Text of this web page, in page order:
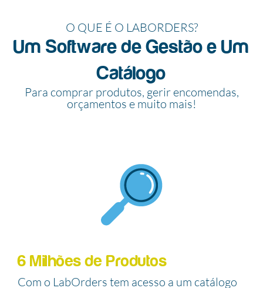
O QUE É O LABORDERS?
Um Software de Gestão e Um
Catálogo
Para comprar produtos, gerir encomendas,
orçamentos e muito mais!
6 Milhões de Produtos
Com o LabOrders tem acesso a um catálogo